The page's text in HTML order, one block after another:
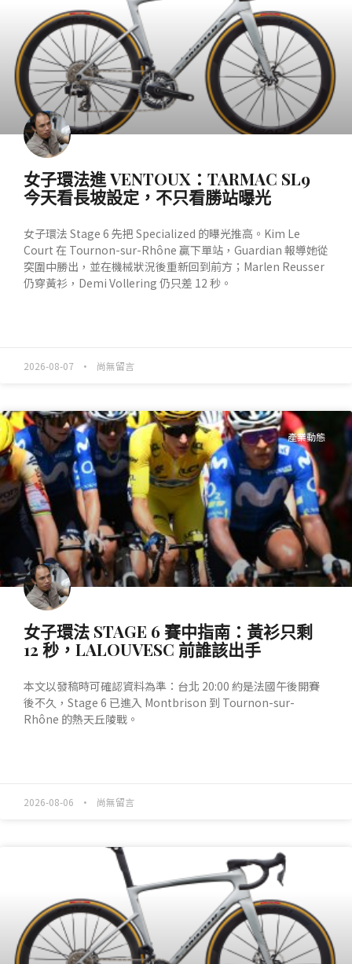
女子環法進 VENTOUX：TARMAC SL9
今天看長坡設定，不只看勝站曝光
女子環法 Stage 6 先把 Specialized 的曝光推高。Kim Le
Court 在 Tournon-sur-Rhône 贏下單站，Guardian 報導她從
突圍中勝出，並在機械狀況後重新回到前方；Marlen Reusser
仍穿黃衫，Demi Vollering 仍只差 12 秒。
2026-08-07 尚無留言
產業動態
女子環法 STAGE 6 賽中指南：黃衫只剩
12 秒，LALOUVESC 前誰該出手
本文以發稿時可確認資料為準：台北 20:00 約是法國午後開賽
後不久，Stage 6 已進入 Montbrison 到 Tournon-sur-
Rhône 的熱天丘陵戰。
2026-08-06 尚無留言